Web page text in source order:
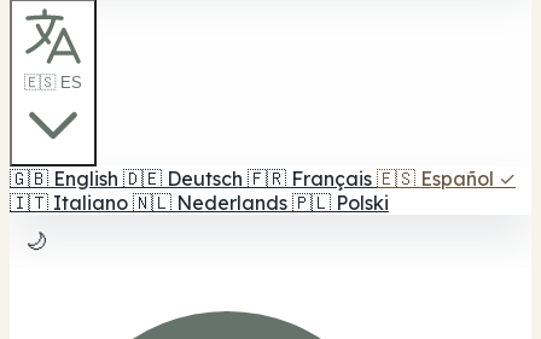
🇪🇸 ES
🇬🇧 English 🇩🇪 Deutsch 🇫🇷 Français 🇪🇸 Español ✓
🇮🇹 Italiano 🇳🇱 Nederlands 🇵🇱 Polski
🌙